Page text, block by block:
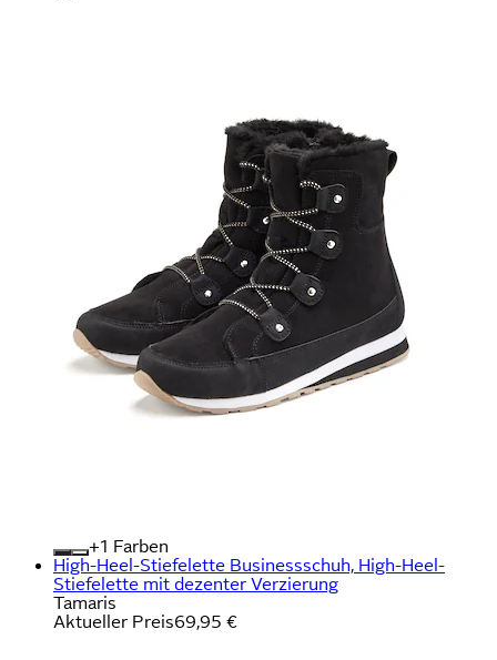
+
Farben
High-Heel-Stiefelette Businessschuh, High-Heel-
Stiefelette mit dezenter Verzierung
Tamaris
Aktueller Preis69,95 €